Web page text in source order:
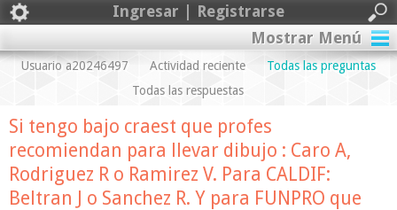
Ingresar | Registrarse
Mostrar Menú
Usuario a20246497 Actividad reciente
Todas las preguntas
Todas las respuestas
Si tengo bajo craest que profes
recomiendan para llevar dibujo : Caro A,
Rodriguez R o Ramirez V. Para CALDIF:
Beltran J o Sanchez R. Y para FUNPRO que